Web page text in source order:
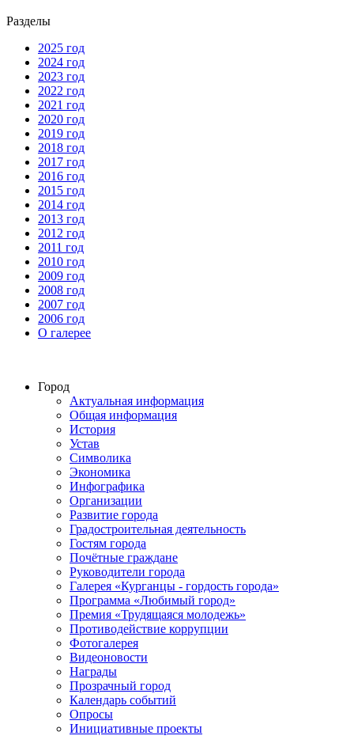
Разделы
2025 год
2024 год
2023 год
2022 год
2021 год
2020 год
2019 год
2018 год
2017 год
2016 год
2015 год
2014 год
2013 год
2012 год
2011 год
2010 год
2009 год
2008 год
2007 год
2006 год
О галерее
Город
Актуальная информация
Общая информация
История
Устав
Символика
Экономика
Инфографика
Организации
Развитие города
Градостроительная деятельность
Гостям города
Почётные граждане
Руководители города
Галерея «Курганцы - гордость города»
Программа «Любимый город»
Премия «Трудящаяся молодежь»
Противодействие коррупции
Фотогалерея
Видеоновости
Награды
Прозрачный город
Календарь событий
Опросы
Инициативные проекты